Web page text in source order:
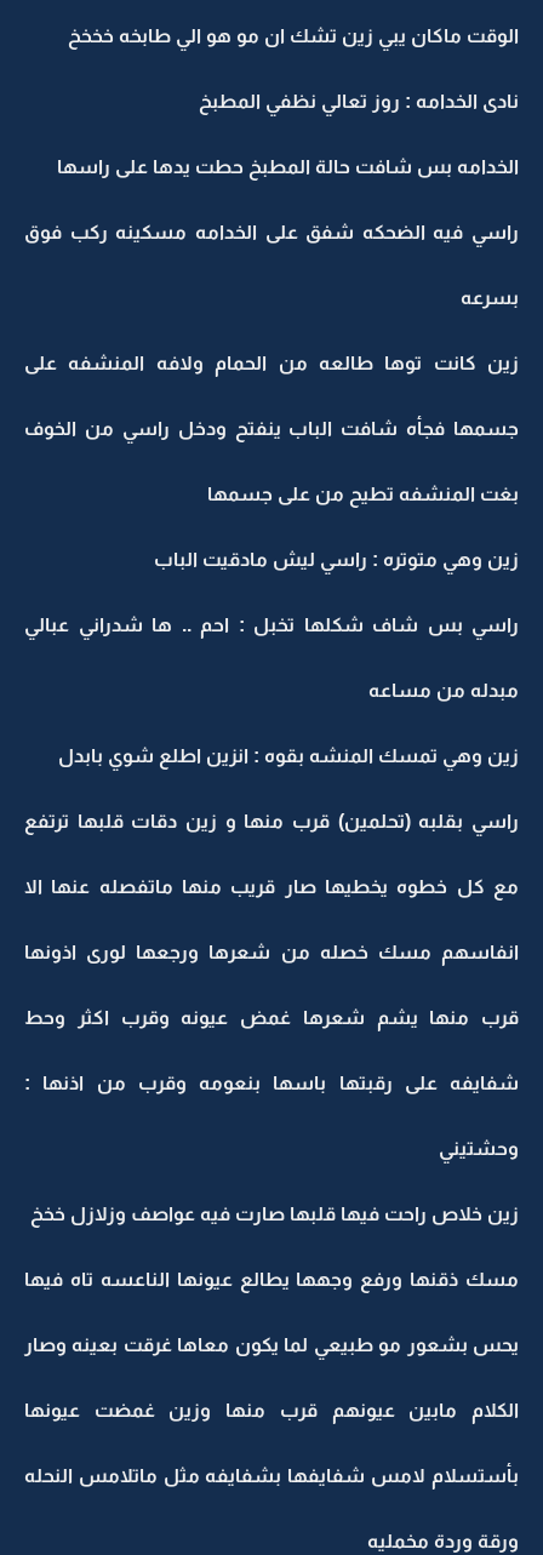
الوقت ماكان يبي زين تشك ان مو هو الي طابخه خخخخ
نادى الخدامه : روز تعالي نظفي المطبخ
الخدامه بس شافت حالة المطبخ حطت يدها على راسها
راسي فيه الضحكه شفق على الخدامه مسكينه ركب فوق
بسرعه
زين كانت توها طالعه من الحمام ولافه المنشفه على
جسمها فجأه شافت الباب ينفتح ودخل راسي من الخوف
بغت المنشفه تطيح من على جسمها
زين وهي متوتره : راسي ليش مادقيت الباب
راسي بس شاف شكلها تخبل : احم .. ها شدراني عبالي
مبدله من مساعه
زين وهي تمسك المنشه بقوه : انزين اطلع شوي بابدل
راسي بقلبه (تحلمين) قرب منها و زين دقات قلبها ترتفع
مع كل خطوه يخطيها صار قريب منها ماتفصله عنها الا
انفاسهم مسك خصله من شعرها ورجعها لورى اذونها
قرب منها يشم شعرها غمض عيونه وقرب اكثر وحط
شفايفه على رقبتها باسها بنعومه وقرب من اذنها :
وحشتيني
زين خلاص راحت فيها قلبها صارت فيه عواصف وزلازل خخخ
مسك ذقنها ورفع وجهها يطالع عيونها الناعسه تاه فيها
يحس بشعور مو طبيعي لما يكون معاها غرقت بعينه وصار
الكلام مابين عيونهم قرب منها وزين غمضت عيونها
بأستسلام لامس شفايفها بشفايفه مثل ماتلامس النحله
ورقة وردة مخمليه